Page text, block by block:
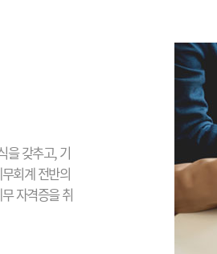
을 갖추고, 기
회계 전반의
자격증을 취